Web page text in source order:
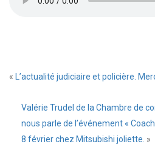
« L’actualité judiciaire et policière.
Valérie Trudel de la Chambre de
nous parle de l’événement «
8 février chez Mitsubishi joliette. »